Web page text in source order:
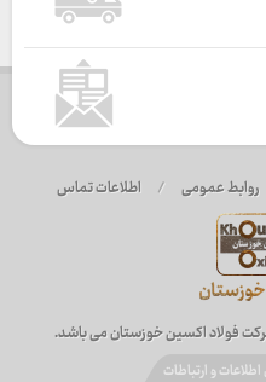
روابط عمومی / اطلاعات تماس
فولاد اکسین خوزستان می باشد.
و ارتباطات